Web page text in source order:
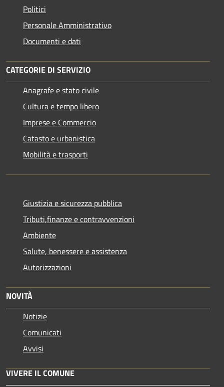
Politici
Personale Amministrativo
Documenti e dati
CATEGORIE DI SERVIZIO
Anagrafe e stato civile
Cultura e tempo libero
Imprese e Commercio
Catasto e urbanistica
Mobilità e trasporti
Giustizia e sicurezza pubblica
Tributi,finanze e contravvenzioni
Ambiente
Salute, benessere e assistenza
Autorizzazioni
NOVITÀ
Notizie
Comunicati
Avvisi
VIVERE IL COMUNE